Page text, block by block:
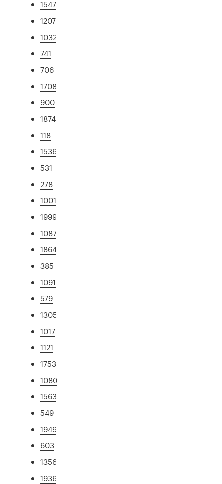
1547
1207
1032
741
706
1708
900
1874
118
1536
531
278
1001
1999
1087
1864
385
1091
579
1305
1017
1121
1753
1080
1563
549
1949
603
1356
1936